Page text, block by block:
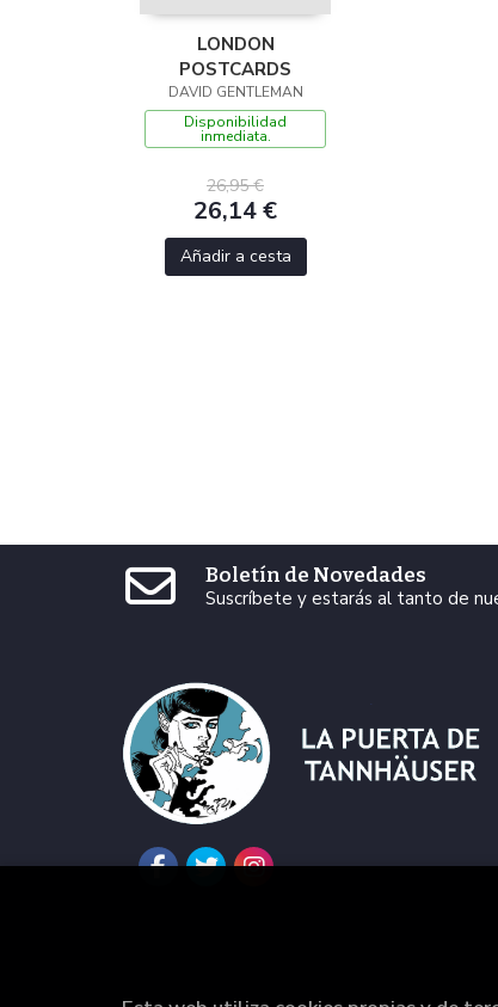
LONDON
POSTCARDS
DAVID GENTLEMAN
Disponibilidad
inmediata.
26,95 €
26,14 €
Añadir a cesta
Boletín de Novedades
Suscríbete y estarás al tanto de